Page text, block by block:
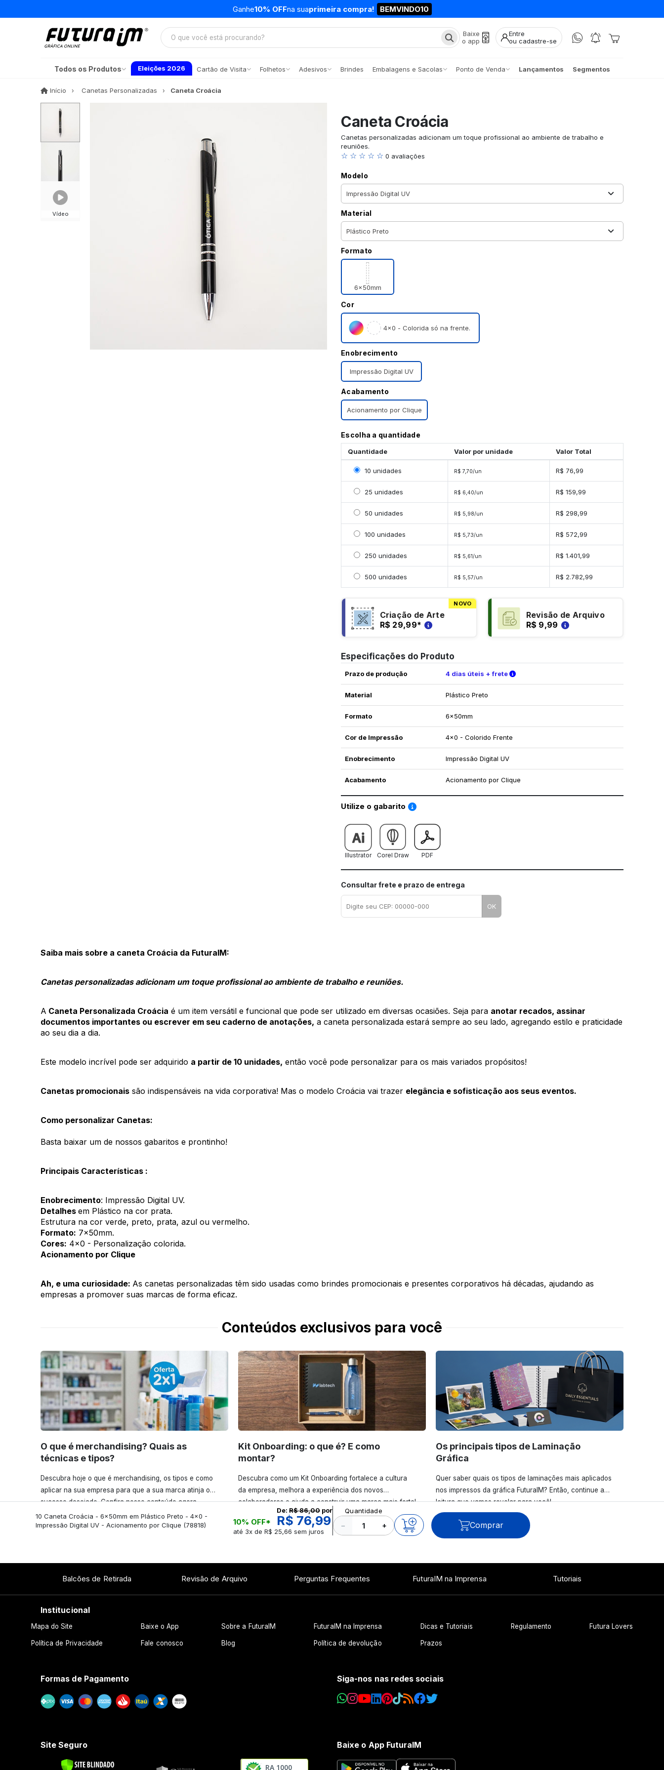
Ganhe10% OFFna suaprimeira compra! BEMVINDO10
Baixe
o app
Entre
ou cadastre-se
Todos os Produtos Eleições 2026 Cartão de Visita Folhetos Adesivos Brindes Embalagens e Sacolas Ponto de Venda Lançamentos Segmentos
Início InícioCanetas Personalizadas Caneta Croácia
Vídeo
Caneta Croácia
Canetas personalizadas adicionam um toque profissional ao ambiente de trabalho e
reuniões.
☆ ☆ ☆ ☆ ☆ 0 avaliações
Modelo
Material
Formato
6x50mm
Cor
4×0 - Colorida só na frente.
Enobrecimento
Impressão Digital UV
Acabamento
Acionamento por Clique
Escolha a quantidade
Quantidade Valor por unidade Valor Total
Selecionar 10 unidades
10 unidades R$ 7,70/un R$ 76,99
Selecionar 25 unidades
25 unidades R$ 6,40/un R$ 159,99
Selecionar 50 unidades
50 unidades R$ 5,98/un R$ 298,99
Selecionar 100 unidades
100 unidades R$ 5,73/un R$ 572,99
Selecionar 250 unidades
250 unidades R$ 5,61/un R$ 1.401,99
Selecionar 500 unidades
500 unidades R$ 5,57/un R$ 2.782,99
NOVO
Criação de Arte
R$ 29,99*
Revisão de Arquivo
R$ 9,99
Especificações do Produto
Prazo de produção 4 dias úteis + frete Verifique as condições de entrega
Material Plástico Preto
Formato 6x50mm
Cor de Impressão 4x0 - Colorido Frente
Enobrecimento Impressão Digital UV
Acabamento Acionamento por Clique
Utilize o gabarito Saiba como utilizar os nossos gabaritos
Illustrator Corel Draw PDF
Consultar frete e prazo de entrega
OK
Saiba mais sobre a caneta Croácia da FuturaIM:
Canetas personalizadas adicionam um toque profissional ao ambiente de trabalho e reuniões.
A Caneta Personalizada Croácia é um item versátil e funcional que pode ser utilizado em diversas ocasiões. Seja para anotar recados, assinar
documentos importantes ou escrever em seu caderno de anotações, a caneta personalizada estará sempre ao seu lado, agregando estilo e praticidade
ao seu dia a dia.
Este modelo incrível pode ser adquirido a partir de 10 unidades, então você pode personalizar para os mais variados propósitos!
Canetas promocionais são indispensáveis na vida corporativa! Mas o modelo Croácia vai trazer elegância e sofisticação aos seus eventos.
Como personalizar Canetas:
Basta baixar um de nossos gabaritos e prontinho!
Principais Características :
Enobrecimento: Impressão Digital UV.
Detalhes em Plástico na cor prata.
Estrutura na cor verde, preto, prata, azul ou vermelho.
Formato: 7x50mm.
Cores: 4x0 - Personalização colorida.
Acionamento por Clique
Ah, e uma curiosidade: As canetas personalizadas têm sido usadas como brindes promocionais e presentes corporativos há décadas, ajudando as
empresas a promover suas marcas de forma eficaz.
Conteúdos exclusivos para você
O que é merchandising? Quais as
técnicas e tipos?
Descubra hoje o que é merchandising, os tipos e como
aplicar na sua empresa para que a sua marca atinja o
sucesso desejado. Confira nosso conteúdo agora
mesmo!
Kit Onboarding: o que é? E como
montar?
Descubra como um Kit Onboarding fortalece a cultura
da empresa, melhora a experiência dos novos
colaboradores e ajuda a construir uma marca mais forte!
Os principais tipos de Laminação
Gráfica
Quer saber quais os tipos de laminações mais aplicados
nos impressos da gráfica FuturaIM? Então, continue a
leitura que vamos revelar para você!
10 Caneta Croácia - 6x50mm em Plástico Preto - 4x0 -
Impressão Digital UV - Acionamento por Clique (78818) 10% OFF*
De: R$ 86,00 por
R$ 76,99
até 3x de R$ 25,66 sem juros
Quantidade
− + Comprar
Balcões de Retirada Revisão de Arquivo Perguntas Frequentes FuturaIM na Imprensa Tutoriais
Institucional
Mapa do Site Baixe o App Sobre a FuturaIM FuturaIM na Imprensa Dicas e Tutoriais Regulamento Futura Lovers
Política de Privacidade Fale conosco Blog Política de devolução Prazos
Formas de Pagamento Siga-nos nas redes sociais
Site Seguro
RA 1000
Baixe o App FuturaIM